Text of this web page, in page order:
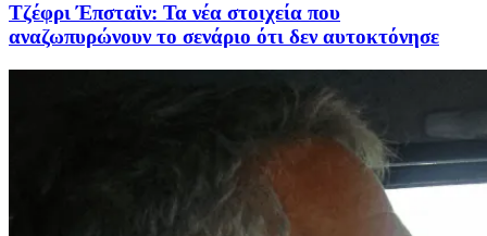
Τζέφρι Έπσταϊν: Τα νέα στοιχεία που
αναζωπυρώνουν το σενάριο ότι δεν αυτοκτόνησε